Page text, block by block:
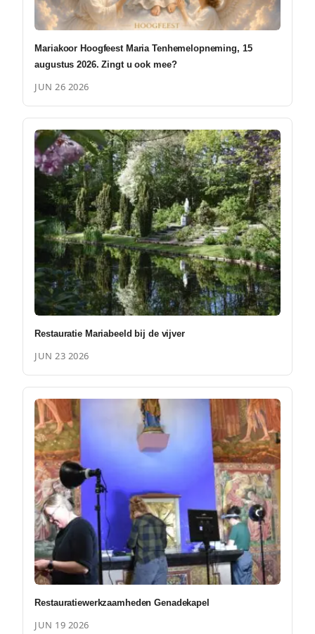
Mariakoor Hoogfeest Maria Tenhemelopneming, 15
augustus 2026. Zingt u ook mee?
JUN 26 2026
Restauratie Mariabeeld bij de vijver
JUN 23 2026
Restauratiewerkzaamheden Genadekapel
JUN 19 2026